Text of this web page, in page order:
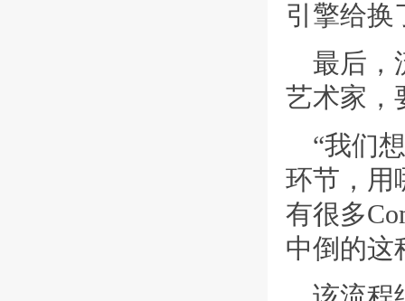
引擎给换
最后，
艺术家，
“我们
环节，用
有很多
中倒的这